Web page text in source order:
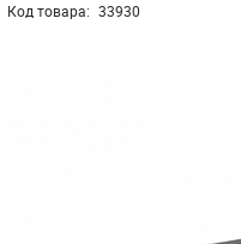
Код товара: 33930